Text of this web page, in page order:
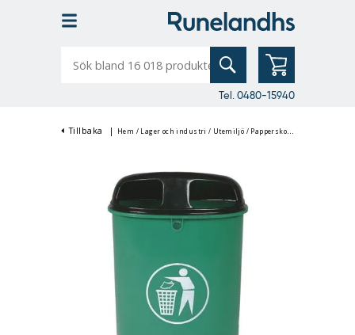
bland
Tel. 0480-15940
Tillbaka | Hem / Lager och industri / Utemiljö / Papperskorgar & Askkoppar